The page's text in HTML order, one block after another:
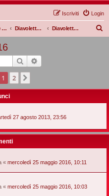
Login
Iscriviti
Le partite Rossonere Diavoletto rossonero Diavoletto rossonero 15/16
Cerca
1 2
27 agosto 2013, 23:56
« mercoledì 25 maggio 2016, 10:11
« mercoledì 25 maggio 2016, 10:03